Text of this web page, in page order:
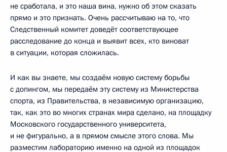
не сработала, и это наша вина, нужно об этом сказать
прямо и это признать. Очень рассчитываю на то, что
Следственный комитет доведёт соответствующее
расследование до конца и выявит всех, кто виноват
в ситуации, которая сложилась.
И как вы знаете, мы создаём новую систему борьбы
с допингом, мы передаём эту систему из Министерства
спорта, из Правительства, в независимую организацию,
так, как это во многих странах мира сделано, на площадку
Московского государственного университета,
и не фигурально, а в прямом смысле этого слова. Мы
разместим лабораторию именно на одной из площадок